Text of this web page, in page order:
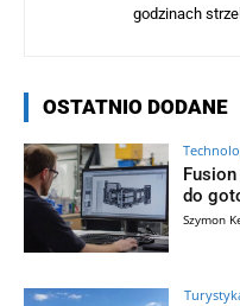
godzinach
OSTATNIO DODANE
do
Szymon